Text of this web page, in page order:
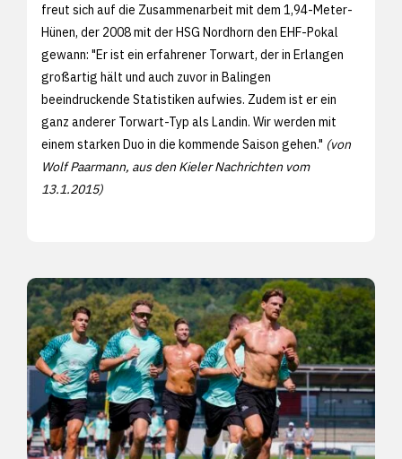
freut sich auf die Zusammenarbeit mit dem 1,94-Meter-
Hünen, der 2008 mit der HSG Nordhorn den EHF-Pokal
gewann: "Er ist ein erfahrener Torwart, der in Erlangen
großartig hält und auch zuvor in Balingen
beeindruckende Statistiken aufwies. Zudem ist er ein
ganz anderer Torwart-Typ als Landin. Wir werden mit
einem starken Duo in die kommende Saison gehen." (von
Wolf Paarmann, aus den Kieler Nachrichten vom
13.1.2015)